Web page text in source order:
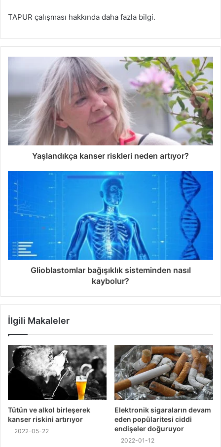
TAPUR çalışması hakkında daha fazla bilgi.
Yaşlandıkça kanser riskleri neden artıyor?
Glioblastomlar bağışıklık sisteminden nasıl
kaybolur?
İlgili Makaleler
Tütün ve alkol birleşerek
kanser riskini artırıyor
2022-05-22
Elektronik sigaraların devam
eden popülaritesi ciddi
endişeler doğuruyor
2022-01-12